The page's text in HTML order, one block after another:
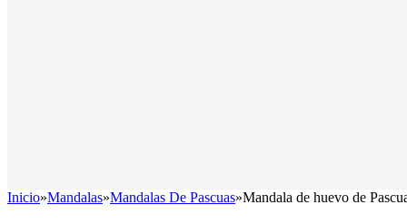
Inicio»Mandalas»Mandalas De Pascuas»Mandala de huevo de